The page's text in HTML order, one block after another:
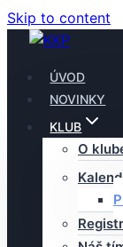
Skip to content
ÚVOD
NOVINKY
KLUB
O